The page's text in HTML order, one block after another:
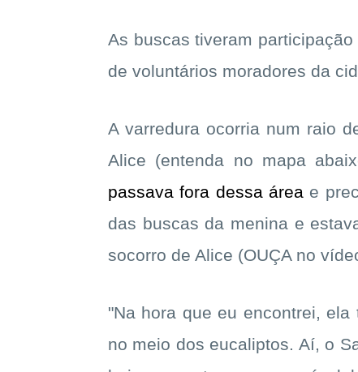
As buscas tiveram
de voluntários moradores da
A varredura ocorria num raio
Alice (entenda no mapa
passava fora dessa área e
das buscas da menina e
socorro de Alice (OUÇA no
"Na hora que eu encontrei,
no meio dos eucaliptos. Aí, o